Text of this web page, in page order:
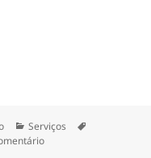
Categorias
Serviços
em Banco do